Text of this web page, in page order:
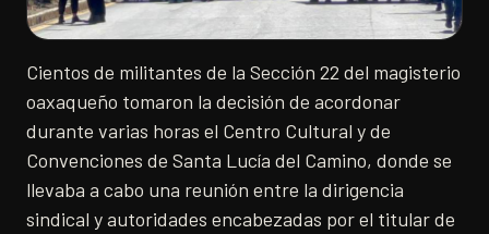
Cientos de militantes de la Sección 22 del magisterio
oaxaqueño tomaron la decisión de acordonar
durante varias horas el Centro Cultural y de
Convenciones de Santa Lucía del Camino, donde se
llevaba a cabo una reunión entre la dirigencia
sindical y autoridades encabezadas por el titular de